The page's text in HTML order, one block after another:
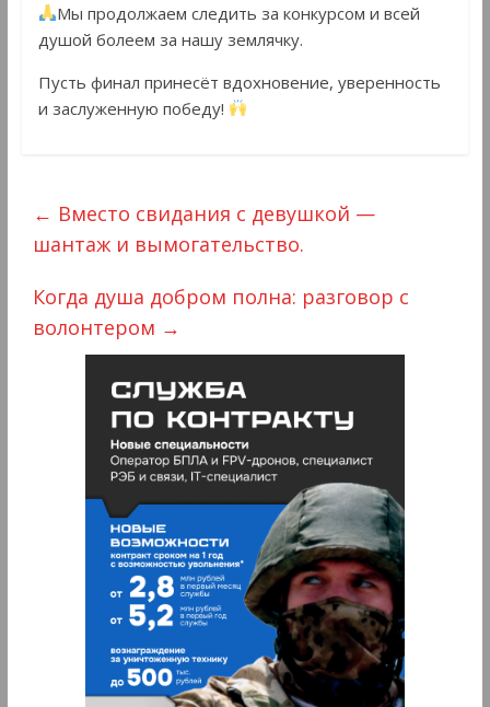
Мы продолжаем следить за конкурсом и всей
душой болеем за нашу землячку.
Пусть финал принесёт вдохновение, уверенность
и заслуженную победу!
← Вместо свидания с девушкой —
шантаж и вымогательство.
Когда душа добром полна: разговор с
волонтером →